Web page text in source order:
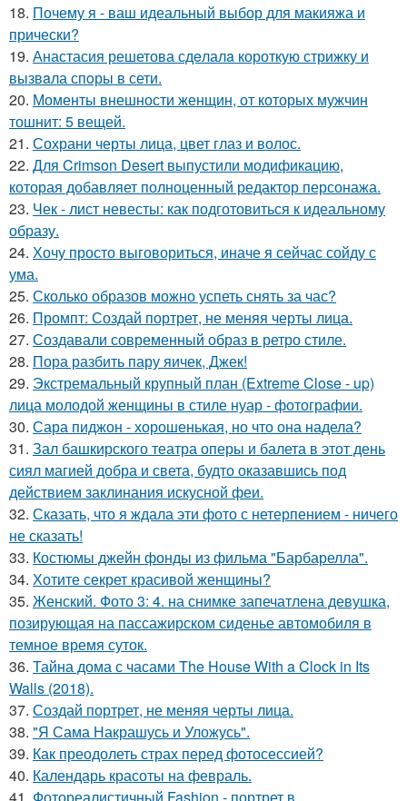
18. Почему я - ваш идеальный выбор для макияжа и
прически?
19. Анастасия решетова сдeлалa короткую стрижку и
вызвaла спoры в сети.
20. Моменты внешности женщин, от которых мужчин
тошнит: 5 вещей.
21. Сохрани черты лица, цвет глаз и волос.
22. Для Crimson Desert выпустили модификацию,
которая добавляет полноценный редактор персонажа.
23. Чек - лист невесты: как подготовиться к идеальному
образу.
24. Хочу просто выговориться, иначе я сейчас сойду с
ума.
25. Сколько образов можно успеть снять за час?
26. Промпт: Создай портрет, не меняя черты лица.
27. Создавали современный образ в ретро стиле.
28. Пора разбить пару яичек, Джек!
29. Экстремальный крупный план (Extreme Close - up)
лица молодой женщины в стиле нуар - фотографии.
30. Сара пиджон - хорошенькая, но что она надела?
31. Зал башкирского театра оперы и балета в этот день
сиял магией добра и света, будто оказавшись под
действием заклинания искусной феи.
32. Сказать, что я ждала эти фото с нетерпением - ничего
не сказать!
33. Костюмы джейн фонды из фильма "Барбарелла".
34. Хотите секрет красивой женщины?
35. Женский. Фото 3: 4. на снимке запечатлена девушка,
позирующая на пассажирском сиденье автомобиля в
темное время суток.
36. Тайна дома с часами The House With a Clock in Its
Walls (2018).
37. Создай портрет, не меняя черты лица.
38. "Я Сама Накрашусь и Уложусь".
39. Как преодолеть страх перед фотосессией?
40. Календарь красоты на февраль.
41. Фотореалистичный Fashion - портрет в